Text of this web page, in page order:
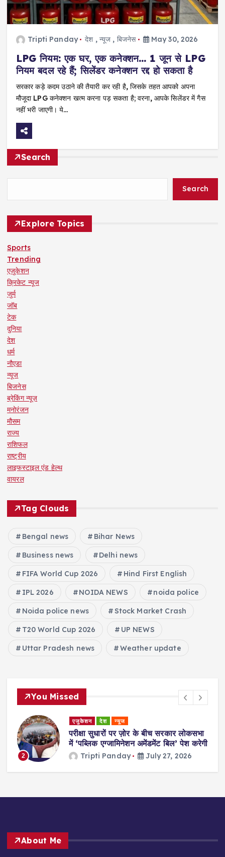
Tripti Panday देश , न्यूज , बिजनेस May 30, 2026
LPG नियम: एक घर, एक कनेक्शन… 1 जून से LPG
नियम बदल रहे हैं; सिलेंडर कनेक्शन रद्द हो सकता है
सरकार कड़े कदम उठाने की तैयारी कर रही है, जिसके तहत आपको अपना
मौजूदा LPG कनेक्शन खत्म करना पड़ सकता है; वरना, आपके सिलेंडर में गैस
नहीं भरी जाएगी। ये…
Search
Search
Explore Topics
Sports
Trending
एजुकेशन
क्रिकेट न्यूज
जुर्म
जॉब
टेक
दुनिया
देश
धर्म
नौएडा
न्यूज
बिजनेस
ब्रेकिंग न्यूज़
मनोरंजन
मौसम
राज्य
राशिफल
राष्ट्रीय
लाइफस्टाइल एंड हेल्थ
वायरल
Tag Clouds
Bengal news Bihar News
Business news Delhi news
FIFA World Cup 2026 Hind First English
IPL 2026 NOIDA NEWS noida police
Noida police news Stock Market Crash
T20 World Cup 2026 UP NEWS
Uttar Pradesh news Weather update
You Missed
2
एजुकेशन देश न्यूज
परीक्षा सुधारों पर ज़ोर के बीच सरकार लोकसभा
में ‘पब्लिक एग्जामिनेशन अमेंडमेंट बिल’ पेश करेगी
Tripti Panday July 27, 2026
About Me